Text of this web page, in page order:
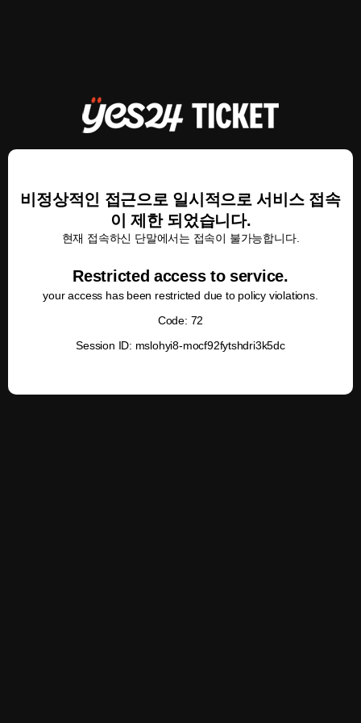
비정상적인 접근으로 일시적으로 서비스 접속
이 제한 되었습니다.
현재 접속하신 단말에서는 접속이 불가능합니다.
Restricted access to service.
your access has been restricted due to policy violations.
Code: 72
Session ID: mslohyi8-mocf92fytshdri3k5dc